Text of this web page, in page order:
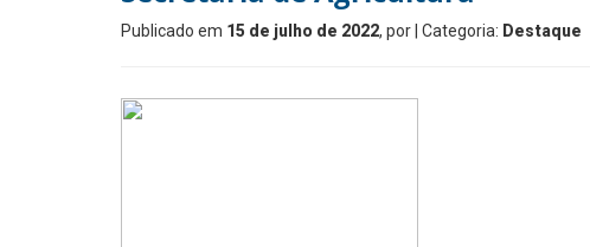
Publicado em 15 de julho de 2022, por | Categoria: Destaque